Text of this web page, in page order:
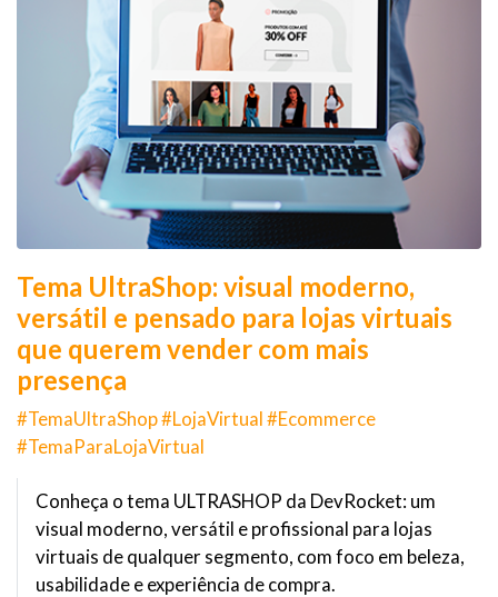
Tema UltraShop: visual moderno,
versátil e pensado para lojas virtuais
que querem vender com mais
presença
#TemaUltraShop #LojaVirtual #Ecommerce
#TemaParaLojaVirtual
Conheça o tema ULTRASHOP da DevRocket: um
visual moderno, versátil e profissional para lojas
virtuais de qualquer segmento, com foco em beleza,
usabilidade e experiência de compra.